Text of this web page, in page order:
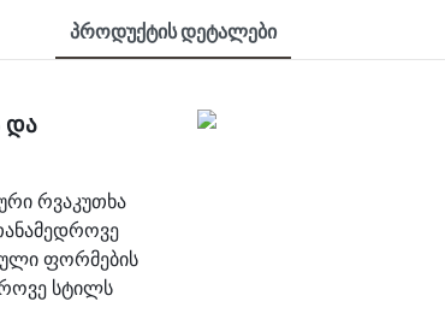
Პროდუქტის Დეტალები
და
რვაკუთხა
ფორმების
სტილს